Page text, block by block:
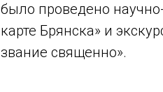
было проведено
карте Брянска» и
звание священно».